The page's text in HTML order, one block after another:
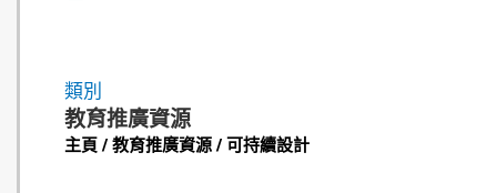
類別
教育推廣資源
主頁 / 教育推廣資源 / 可持續設計